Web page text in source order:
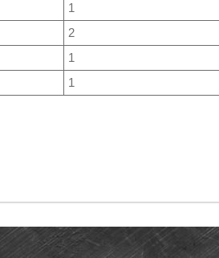
1
2
1
1